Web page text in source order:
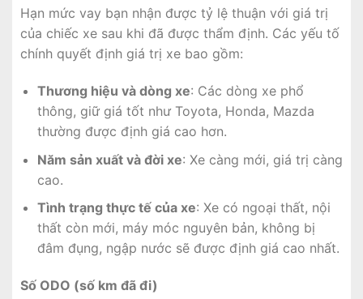
Hạn mức vay bạn nhận được tỷ lệ thuận với giá trị
của chiếc xe sau khi đã được thẩm định. Các yếu tố
chính quyết định giá trị xe bao gồm:
Thương hiệu và dòng xe: Các dòng xe phổ
thông, giữ giá tốt như Toyota, Honda, Mazda
thường được định giá cao hơn.
Năm sản xuất và đời xe: Xe càng mới, giá trị càng
cao.
Tình trạng thực tế của xe: Xe có ngoại thất, nội
thất còn mới, máy móc nguyên bản, không bị
đâm đụng, ngập nước sẽ được định giá cao nhất.
Số ODO (số km đã đi)